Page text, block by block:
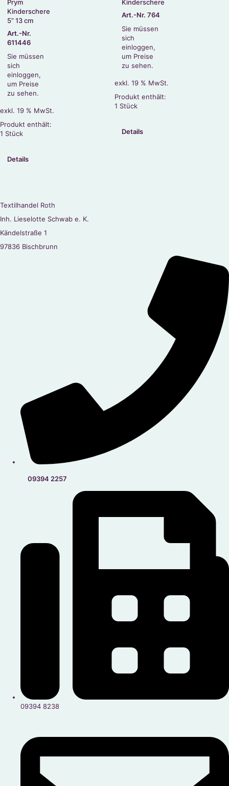
Prym
Kinderschere
5” 13 cm
Art.-Nr.
611446
Sie müssen
sich
einloggen,
um Preise
zu sehen.
exkl. 19 % MwSt.
Produkt enthält:
1 Stück
Details
Kinderschere
Art.-Nr. 764
Sie müssen
sich
einloggen,
um Preise
zu sehen.
exkl. 19 % MwSt.
Produkt enthält:
1 Stück
Details
Textilhandel Roth
Inh. Lieselotte Schwab e. K.
Kändelstraße 1
97836 Bischbrunn
09394 2257
09394 8238